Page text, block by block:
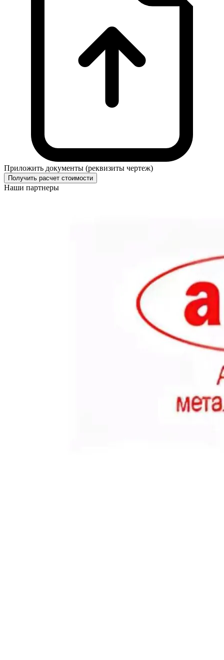
Приложить документы (реквизиты чертеж)
Получить расчет стоимости
Наши партнеры